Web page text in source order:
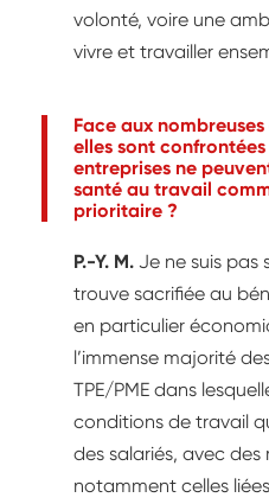
volonté, voire une
vivre et travailler
Face aux
elles sont
entreprises ne
santé au travail
prioritaire ?
P.-Y. M. Je ne suis pas
trouve sacrifiée au
en particulier
l’immense majorité
TPE/PME dans
conditions de travail
des salariés, avec des
notamment celles